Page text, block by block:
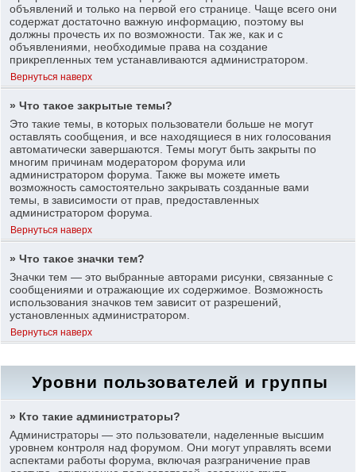
объявлений и только на первой его странице. Чаще всего они
содержат достаточно важную информацию, поэтому вы
должны прочесть их по возможности. Так же, как и с
объявлениями, необходимые права на создание
прикрепленных тем устанавливаются администратором.
Вернуться наверх
» Что такое закрытые темы?
Это такие темы, в которых пользователи больше не могут
оставлять сообщения, и все находящиеся в них голосования
автоматически завершаются. Темы могут быть закрыты по
многим причинам модератором форума или
администратором форума. Также вы можете иметь
возможность самостоятельно закрывать созданные вами
темы, в зависимости от прав, предоставленных
администратором форума.
Вернуться наверх
» Что такое значки тем?
Значки тем — это выбранные авторами рисунки, связанные с
сообщениями и отражающие их содержимое. Возможность
использования значков тем зависит от разрешений,
установленных администратором.
Вернуться наверх
Уровни пользователей и группы
» Кто такие администраторы?
Администраторы — это пользователи, наделенные высшим
уровнем контроля над форумом. Они могут управлять всеми
аспектами работы форума, включая разграничение прав